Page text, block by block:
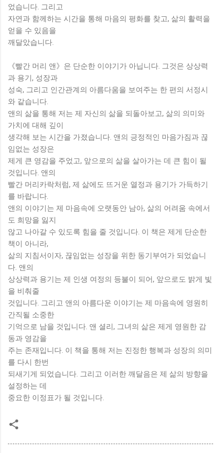
었습니다. 그리고
자연과 함께하는 시간을 통해 마음의 평화를 찾고, 삶의 활력을
얻을 수 있음을
깨달았습니다.
《빨간 머리 앤》은 단순한 이야기가 아닙니다. 그것은 상상력
과 용기, 성장과
성숙, 그리고 인간관계의 아름다움을 보여주는 한 편의 서정시
와 같습니다.
앤의 삶을 통해 저는 제 자신의 삶을 되돌아보고, 삶의 의미와
가치에 대해 깊이
생각해 보는 시간을 가졌습니다. 앤의 긍정적인 마음가짐과 끊
임없는 성장은
제게 큰 영감을 주었고, 앞으로의 삶을 살아가는 데 큰 힘이 될
것입니다. 앤의
빨간 머리카락처럼, 제 삶에도 뜨거운 열정과 용기가 가득하기
를 바랍니다.
앤의 이야기는 제 마음속에 오랫동안 남아, 삶의 어려움 속에서
도 희망을 잃지
않고 나아갈 수 있도록 힘을 줄 것입니다. 이 책은 제게 단순한
책이 아니라,
삶의 지침서이자, 끊임없는 성장을 위한 동기부여가 되었습니
다. 앤의
상상력과 용기는 제 인생 여정의 등불이 되어, 앞으로도 밝게 빛
을 비춰줄
것입니다. 그리고 앤의 아름다운 이야기는 제 마음속에 영원히
간직될 소중한
기억으로 남을 것입니다. 앤 셜리, 그녀의 삶은 제게 영원한 감
동과 영감을
주는 존재입니다. 이 책을 통해 저는 진정한 행복과 성장의 의미
를 다시 한번
되새기게 되었습니다. 그리고 이러한 깨달음은 제 삶의 방향을
설정하는 데
중요한 이정표가 될 것입니다.